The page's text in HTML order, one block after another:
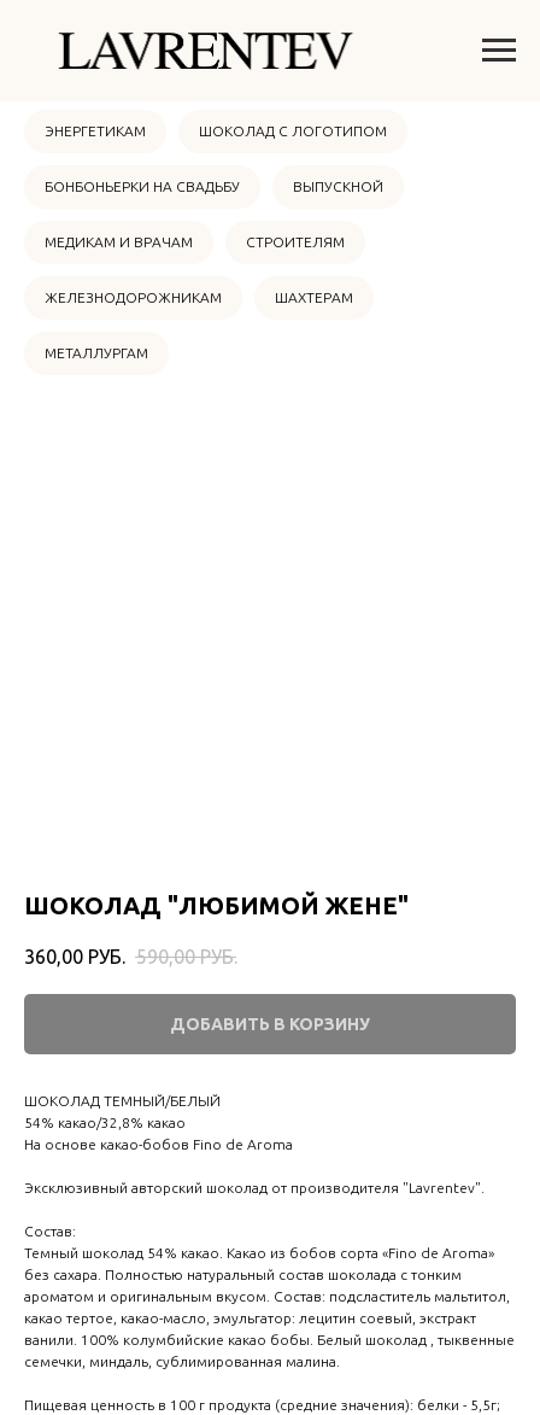
ОНЛАЙН МАГАЗИН НОВЫЙ ГОД 2026
ЭНЕРГЕТИКАМ ШОКОЛАД С ЛОГОТИПОМ
БОНБОНЬЕРКИ НА СВАДЬБУ ВЫПУСКНОЙ
МЕДИКАМ И ВРАЧАМ СТРОИТЕЛЯМ
ЖЕЛЕЗНОДОРОЖНИКАМ ШАХТЕРАМ
МЕТАЛЛУРГАМ
ШОКОЛАД "ЛЮБИМОЙ ЖЕНЕ"
360,00 РУБ. 590,00 РУБ.
ДОБАВИТЬ В КОРЗИНУ
ШОКОЛАД ТЕМНЫЙ/БЕЛЫЙ
54% какао/32,8% какао
На основе какао-бобов Fino de Aroma
Эксклюзивный авторский шоколад от производителя "Lavrentev".
Состав:
Темный шоколад 54% какао. Какао из бобов сорта «Fino de Aroma»
без сахара. Полностью натуральный состав шоколада с тонким
ароматом и оригинальным вкусом. Состав: подсластитель мальтитол,
какао тертое, какао-масло, эмульгатор: лецитин соевый, экстракт
ванили. 100% колумбийские какао бобы. Белый шоколад , тыквенные
семечки, миндаль, сублимированная малина.
Пищевая ценность в 100 г продукта (средние значения): белки - 5,5г;